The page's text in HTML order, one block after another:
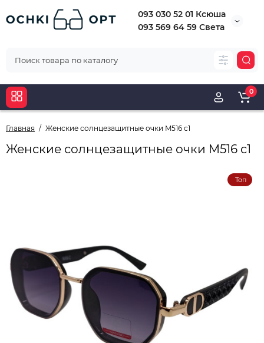
093 030 52 01 Ксюша
093 569 64 59 Света
0
Главная Женские солнцезащитные очки M516 c1
Женские солнцезащитные очки M516 c1
Топ